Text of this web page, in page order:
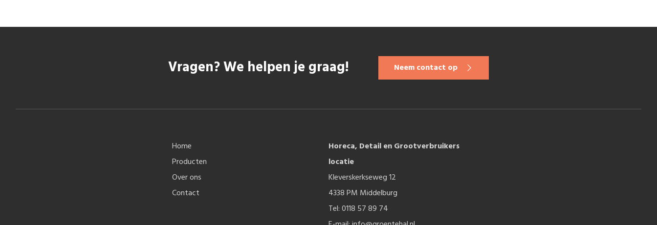
Vragen? We helpen je graag! Neem contact op
Home
Producten
Over ons
Contact
Horeca, Detail en Grootverbruikers
locatie
Kleverskerkseweg 12
4338 PM Middelburg
Tel: 0118 57 89 74